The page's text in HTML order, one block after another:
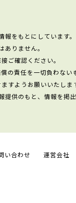
をもとにしています。
りません。
ご確認ください。
の責任を一切負わない
すようお願いいたしま
供のもと、情報を掲出
い合わせ 運営会社